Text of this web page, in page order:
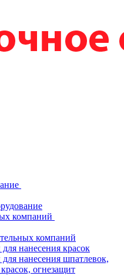
компаний
компаний
нанесения красок
нанесения шпатлевок,
огнезащит